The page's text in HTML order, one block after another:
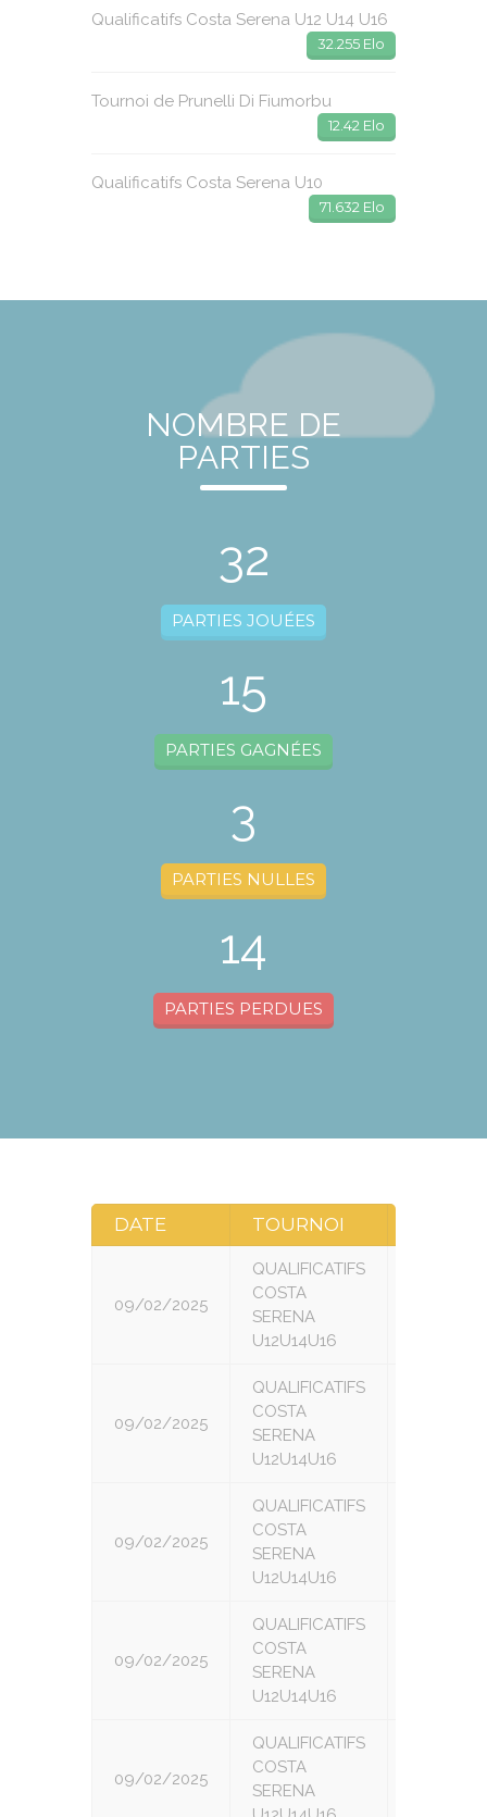
Qualificatifs Costa Serena U12 U14 U16
32.255 Elo
Tournoi de Prunelli Di Fiumorbu
12.42 Elo
Qualificatifs Costa Serena U10
71.632 Elo
NOMBRE DE
PARTIES
32
PARTIES JOUÉES
15
PARTIES GAGNÉES
3
PARTIES NULLES
14
PARTIES PERDUES
DATE TOURNOI
09/02/2025
QUALIFICATIFS
COSTA
SERENA
U12U14U16
09/02/2025
QUALIFICATIFS
COSTA
SERENA
U12U14U16
09/02/2025
QUALIFICATIFS
COSTA
SERENA
U12U14U16
09/02/2025
QUALIFICATIFS
COSTA
SERENA
U12U14U16
09/02/2025
QUALIFICATIFS
COSTA
SERENA